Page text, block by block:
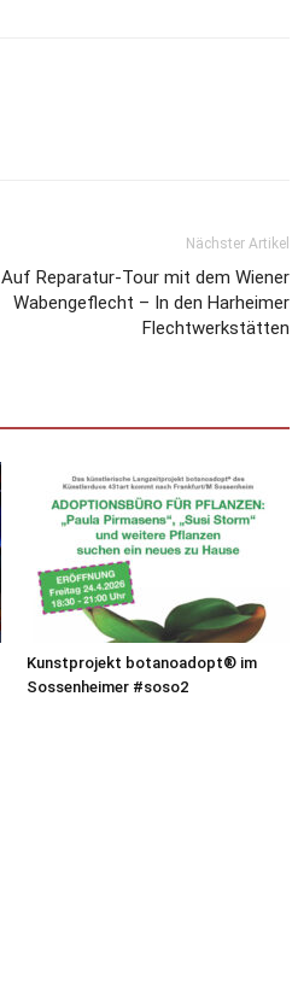
Nächster Artikel
Auf Reparatur-Tour mit dem Wiener
Wabengeflecht – In den Harheimer
Flechtwerkstätten
Kunstprojekt botanoadopt® im
Sossenheimer #soso2